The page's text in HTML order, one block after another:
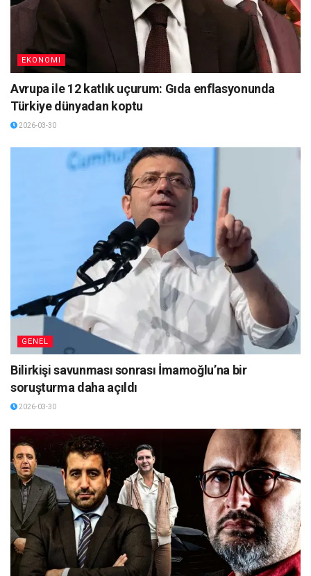
EKONOMI
Avrupa ile 12 katlık uçurum: Gıda enflasyonunda
Türkiye dünyadan koptu
2026-03-30
GENEL
Bilirkişi savunması sonrası İmamoğlu’na bir
soruşturma daha açıldı
2026-03-30